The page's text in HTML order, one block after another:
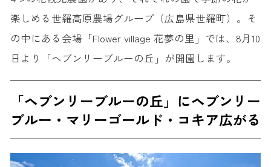
楽しめる世羅高原農場グループ（広島県世羅町）。そ
の中にある会場「Flower village 花夢の里」では、8月10
日より「ヘブンリーブルーの丘」が開園します。
「ヘブンリーブルーの丘」にヘブンリー
ブルー・マリーゴールド・コキア広がる